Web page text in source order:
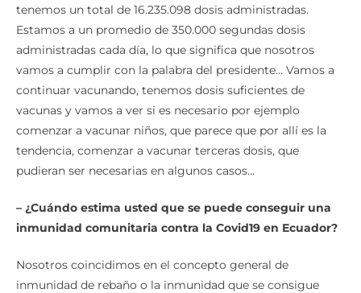
tenemos un total de 16.235.098 dosis administradas.
Estamos a un promedio de 350.000 segundas dosis
administradas cada día, lo que significa que nosotros
vamos a cumplir con la palabra del presidente… Vamos a
continuar vacunando, tenemos dosis suficientes de
vacunas y vamos a ver si es necesario por ejemplo
comenzar a vacunar niños, que parece que por allí es la
tendencia, comenzar a vacunar terceras dosis, que
pudieran ser necesarias en algunos casos…
– ¿Cuándo estima usted que se puede conseguir una
inmunidad comunitaria contra la Covid19 en Ecuador?
Nosotros coincidimos en el concepto general de
inmunidad de rebaño o la inmunidad que se consigue